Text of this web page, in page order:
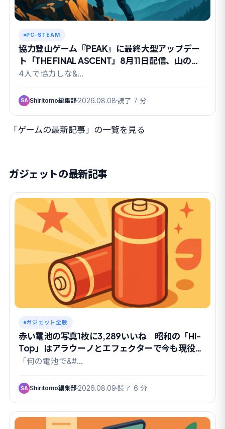
PC-STEAM
協力登山ゲーム『PEAK』に最終大型アップデー
ト「THE FINAL ASCENT」8月11日配信、山の日
に有終の美か
4人で協力しな&…
SA Shiritomo編集部 2026.08.08 読了 7 分
「ゲームの最新記事」の一覧を見る
ガジェットの最新記事
ガジェット全般
赤い電池の写真1枚に3,289いいね 昭和の「Hi-
Top」はアラウーノとエフェクターで今も現役だ
った
「何の電池で&#…
SA Shiritomo編集部 2026.08.09 読了 6 分